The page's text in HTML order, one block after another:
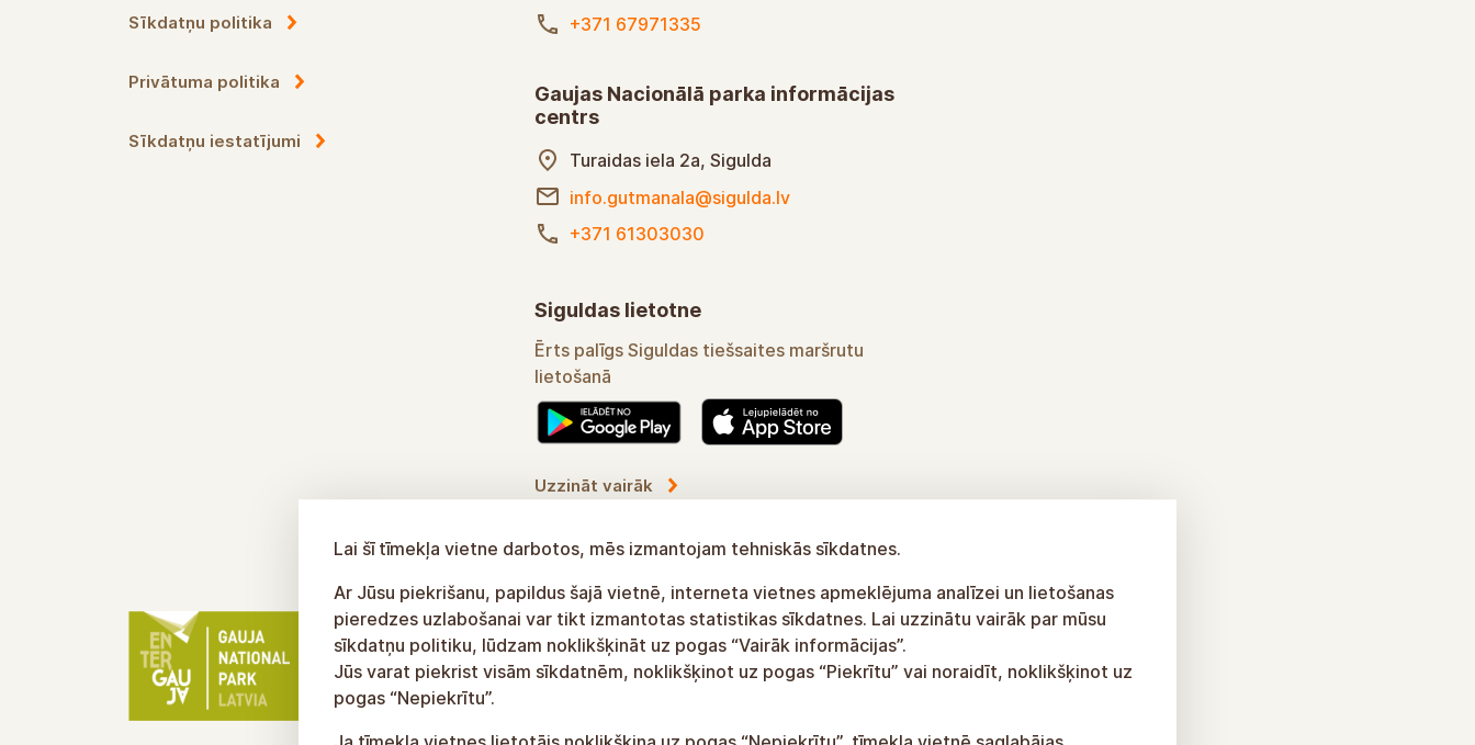
Sīkdatņu politika
Privātuma politika
Sīkdatņu iestatījumi
+371 67971335
Gaujas Nacionālā parka informācijas
centrs
Turaidas iela 2a, Sigulda
info.gutmanala@sigulda.lv
+371 61303030
Siguldas lietotne
Ērts palīgs Siguldas tiešsaites maršrutu
lietošanā
Uzzināt vairāk
Lai šī tīmekļa vietne darbotos, mēs izmantojam tehniskās sīkdatnes.
Ar Jūsu piekrišanu, papildus šajā vietnē, interneta vietnes apmeklējuma analīzei un lietošanas
pieredzes uzlabošanai var tikt izmantotas statistikas sīkdatnes. Lai uzzinātu vairāk par mūsu
sīkdatņu politiku, lūdzam noklikšķināt uz pogas “Vairāk informācijas”.
Jūs varat piekrist visām sīkdatnēm, noklikšķinot uz pogas “Piekrītu” vai noraidīt, noklikšķinot uz
pogas “Nepiekrītu”.